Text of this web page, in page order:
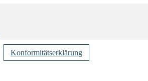
Konformitätserklärung